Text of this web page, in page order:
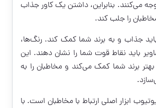
می‌کنند. بنابراین، داشتن یک کاور جذاب
را جلب کند.
جذاب و به برند شما کمک کند. رنگ‌ها،
باید نقاط قوت شما را نشان دهند. این
برند شما کمک می‌کند و مخاطبان را به
ابزار اصلی ارتباط با مخاطبان است. با